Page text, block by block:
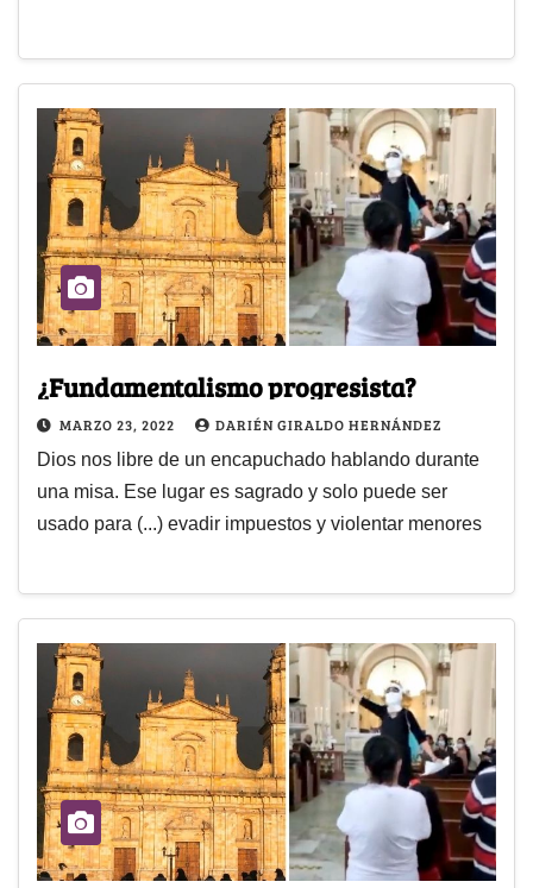
¿Fundamentalismo progresista?
MARZO 23, 2022 DARIÉN GIRALDO HERNÁNDEZ
Dios nos libre de un encapuchado hablando durante
una misa. Ese lugar es sagrado y solo puede ser
usado para (...) evadir impuestos y violentar menores